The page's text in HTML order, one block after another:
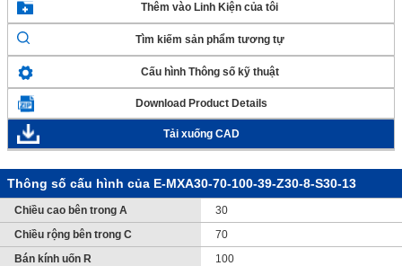
Thêm vào Linh Kiện của tôi
Tìm kiếm sản phẩm tương tự
Cấu hình Thông số kỹ thuật
Download Product Details
Tải xuống CAD
Thông số cấu hình của E-MXA30-70-100-39-Z30-8-S30-13
Chiều cao bên trong A
30
Chiều rộng bên trong C
70
Bán kính uốn R
100